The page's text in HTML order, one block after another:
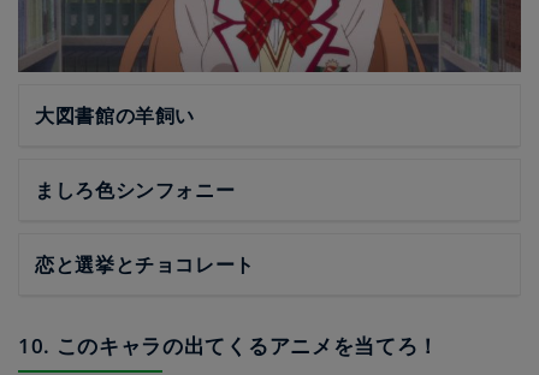
大図書館の羊飼い
ましろ色シンフォニー
恋と選挙とチョコレート
10. このキャラの出てくるアニメを当てろ！